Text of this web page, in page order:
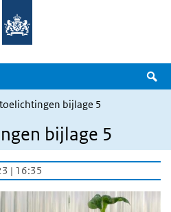
bijlage 5
bijlage 5
| 16:35